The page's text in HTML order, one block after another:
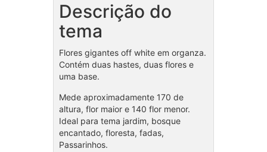
Descrição do
tema
Flores gigantes off white em organza.
Contém duas hastes, duas flores e
uma base.
Mede aproximadamente 170 de
altura, flor maior e 140 flor menor.
Ideal para tema jardim, bosque
encantado, floresta, fadas,
Passarinhos.